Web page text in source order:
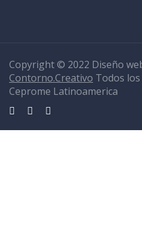
Copyright © 2022 Diseño
Contorno.Creativo Todos
Ceprome Latinoamerica